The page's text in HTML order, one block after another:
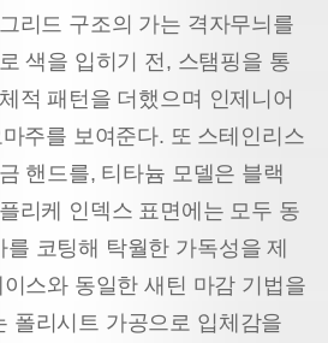
리드 구조의 가는 격자무늬를
색을 입히기 전, 스탬핑을 통
적 패턴을 더했으며 인제니어
주를 보여준다. 또 스테인리스
핸드를, 티타늄 모델은 블랙
리케 인덱스 표면에는 모두 동
코팅해 탁월한 가독성을 제
스와 동일한 새틴 마감 기법을
폴리시트 가공으로 입체감을